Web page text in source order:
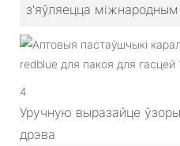
з'яўляецца міжнародным
4
Уручную выразайце
дрэва